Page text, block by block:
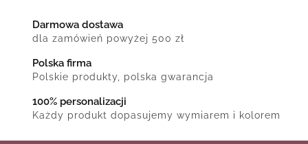
Darmowa dostawa
dla zamówień powyżej 500 zł
Polska firma
Polskie produkty, polska gwarancja
100% personalizacji
Każdy produkt dopasujemy wymiarem i kolorem